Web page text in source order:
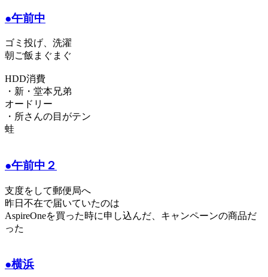
●午前中
ゴミ投げ、洗濯
朝ご飯まぐまぐ
HDD消費
・新・堂本兄弟
オードリー
・所さんの目がテン
蛙
●午前中２
支度をして郵便局へ
昨日不在で届いていたのは
AspireOneを買った時に申し込んだ、キャンペーンの商品だ
った
●横浜